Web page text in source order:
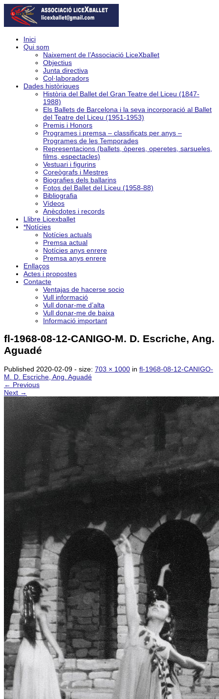
Inici
Qui som
Naixement de l’Associació LiceXballet
Objectius
Junta directiva
Col·laboradors
Dades històriques
Història del Ballet del Gran Teatre del Liceu (1847-
1988)
Els Ballets de Barcelona i la seva incorporació al Ballet
del Teatre del Liceu (1951-1953)
Premis i Honors
Programes i premsa – classificats per anys –
Programes de les Temporades
Representacions (ballets, òperes, operetes, sarsueles,
films, espectacles)
Vestuari i figurins
Coreògrafs i Mestres
Biografies dels ballarins
Fotos del Ballet del Liceu (1958-88)
Bibliografia
Vídeos
Anècdotes i records
Llibre Licexballet
*Notícies
Notícies actuals
Premsa actual
Notícies anys enrere
Premsa anys enrere
Enllaços
Actes i propostes
Contacte
Ventajas de hacerse socio
Vull informació
Vull donar-me d’alta
Vull donar-me de baixa
Informació important
fl-1968-08-12-CANIGO-M. D. Escriche, Ang.
Aguadé
Published 2020-02-09 - size: 703 × 1000 in fl-1968-08-12-CANIGO-
M. D. Escriche, Ang. Aguadé
← Previous
Next →